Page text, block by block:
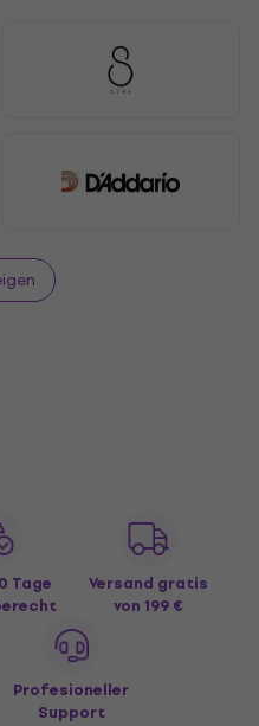
Tage
Versand gratis
von 199 €
Profesioneller
Support